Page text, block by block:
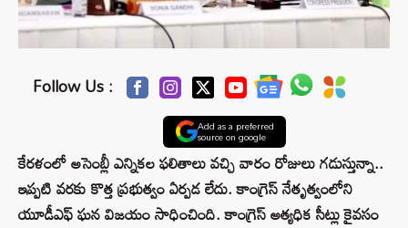
Follow Us :
Add as a preferred
source on google
కేరళంలో అసెంబ్లీ ఎన్నికల ఫలితాలు వచ్చి వారం రోజులు గడుస్తున్నా..
ఇప్పటి వరకు కొత్త ప్రభుత్వం ఏర్పడ లేదు. కాంగ్రెస్ నేతృత్వంలోని
యూడీఎఫ్ ఘన విజయం సాధించింది. కాంగ్రెస్ అత్యధిక సీట్లు కైవసం